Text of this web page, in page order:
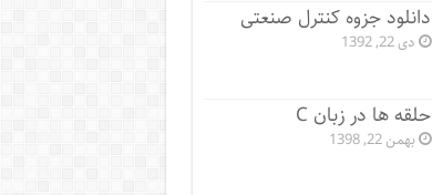
دانلود جزوه کنترل صنعتی
دی 22, 1392
حلقه ها در زبان C
بهمن 22, 1398